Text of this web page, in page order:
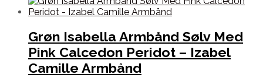
Grøn Isabella Armbånd Sølv Med
Pink Calcedon Peridot – Izabel
Camille Armbånd